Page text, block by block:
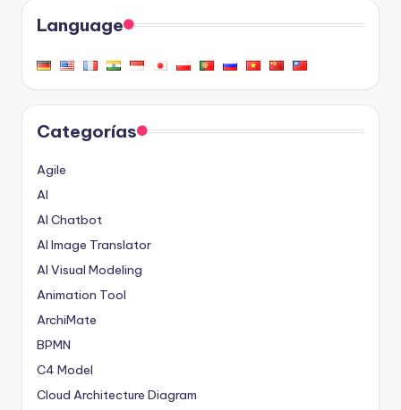
Language
Categorías
Agile
AI
AI Chatbot
AI Image Translator
AI Visual Modeling
Animation Tool
ArchiMate
BPMN
C4 Model
Cloud Architecture Diagram